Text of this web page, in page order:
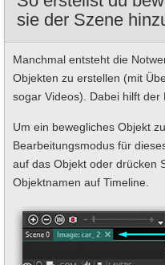
sie der Szene
Manchmal entsteht die
Objekten zu erstellen (mit
sogar Videos). Dabei hilft der
Um ein bewegliches Objekt
Bearbeitungsmodus für
auf das Objekt oder drücken
Objektnamen auf Timeline.